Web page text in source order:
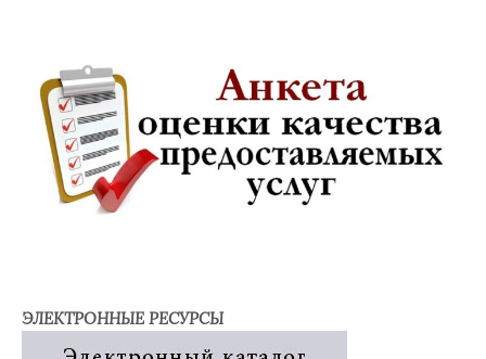
ЭЛЕКТРОННЫЕ РЕСУРСЫ